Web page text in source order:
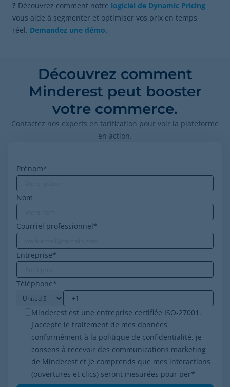
? Découvrez comment notre logiciel de Dynamic Pricing
vous aide à segmenter et optimiser vos prix en temps
réel. Demandez une démo.
Découvrez comment
Minderest peut booster
votre commerce.
Contactez nos experts en tarification pour voir la plateforme
en action.
Prénom*
Nom
Courriel professionnel*
Entreprise*
Téléphone*
Minderest est une entreprise certifiée ISO-27001.
J'accepte le traitement de mes données
conformément à la politique de confidentialité, je
consens à recevoir des communications marketing
de Minderest et je comprends que mes interactions
(ouvertures et clics) seront mesurées pour per*